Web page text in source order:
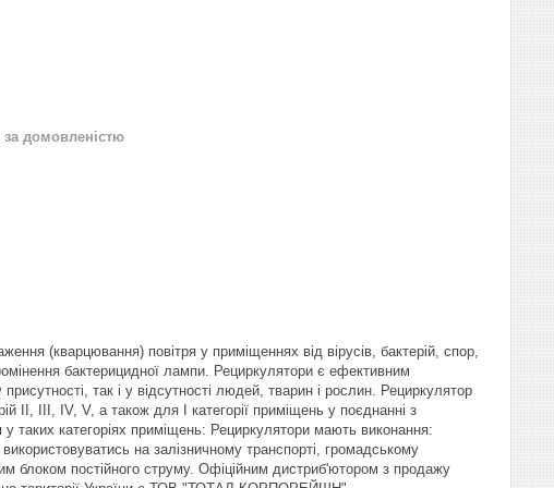
за домовленістю
(кварцювання) повітря у приміщеннях від вірусів, бактерій, спор,
бактерицидної лампи. Рециркулятори є ефективним
так і у відсутності людей, тварин і рослин. Рециркулятор
II, III, IV, V, а також для I категорії приміщень у поєднанні з
таких категоріях приміщень: Рециркулятори мають виконання:
на залізничному транспорті, громадському
блоком постійного струму. Офіційним дистриб'ютором з продажу